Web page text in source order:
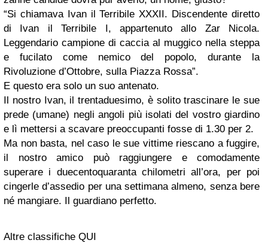
“Si chiamava Ivan il Terribile XXXII. Discendente diretto
di Ivan il Terribile I, appartenuto allo Zar Nicola.
Leggendario campione di caccia al muggico nella steppa
e fucilato come nemico del popolo, durante la
Rivoluzione d’Ottobre, sulla Piazza Rossa”.
E questo era solo un suo antenato.
Il nostro Ivan, il trentaduesimo, è solito trascinare le sue
prede (umane) negli angoli più isolati del vostro giardino
e lì mettersi a scavare preoccupanti fosse di 1.30 per 2.
Ma non basta, nel caso le sue vittime riescano a fuggire,
il nostro amico può raggiungere e comodamente
superare i duecentoquaranta chilometri all’ora, per poi
cingerle d’assedio per una settimana almeno, senza bere
né mangiare. Il guardiano perfetto.
Altre classifiche QUI